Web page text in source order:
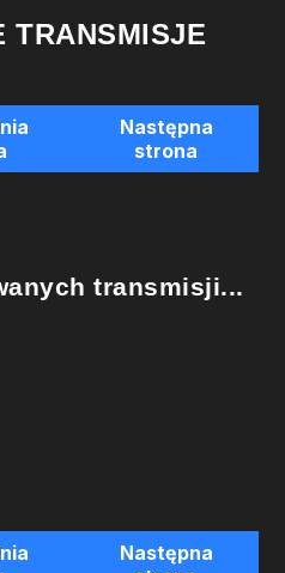
TRANSMISJE
Następna
strona
transmisji...
Następna